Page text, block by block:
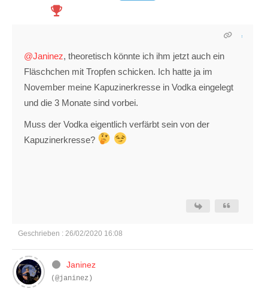
@Janinez, theoretisch könnte ich ihm jetzt auch ein
Fläschchen mit Tropfen schicken. Ich hatte ja im
November meine Kapuzinerkresse in Vodka eingelegt
und die 3 Monate sind vorbei.
Muss der Vodka eigentlich verfärbt sein von der
Kapuzinerkresse?
Geschrieben : 26/02/2020 16:08
Janinez
(@janinez)